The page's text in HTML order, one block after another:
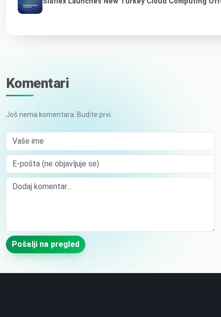
Komentari
Još nema komentara. Budite prvi.
Vaše ime
E-pošta (ne objavljuje se)
Comment
Pošalji na pregled